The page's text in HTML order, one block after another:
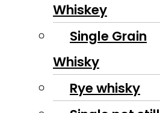
Whiskey
Single Grain
Whisky
Rye whisky